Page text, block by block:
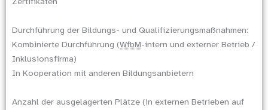
Durchführung der Bildungs- und Qualifizierungsmaßnahmen:
Kombinierte Durchführung (WfbM-intern und externer Betrieb /
Inklusionsfirma)
In Kooperation mit anderen Bildungsanbietern
Anzahl der ausgelagerten Plätze (in externen Betrieben auf